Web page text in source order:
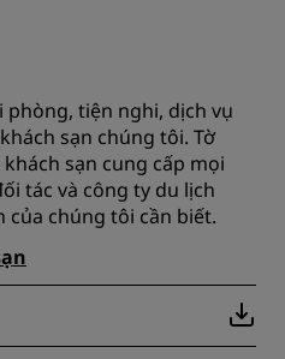
phòng, tiện nghi, dịch vụ
sạn chúng tôi. Tờ
sạn cung cấp mọi
tác và công ty du lịch
của chúng tôi cần biết.